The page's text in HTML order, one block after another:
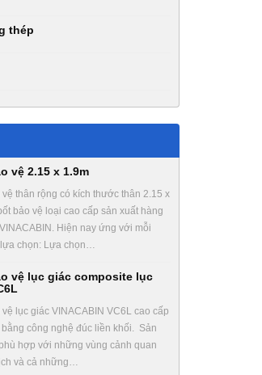
thép
vệ 2.15 x 1.9m
vệ thân rộng có kích thước thân 2.15 x
bảo vệ loại cao cấp sản xuất hàng
Hiện nay ứng với mỗi
chọn: Lựa chọn…
vệ lục giác composite lục
vệ lục giác VINACABIN VC6L cao cấp
bằng công nghệ đúc liền khối. Sản
hợp với những vùng cảnh quan
và cả những…